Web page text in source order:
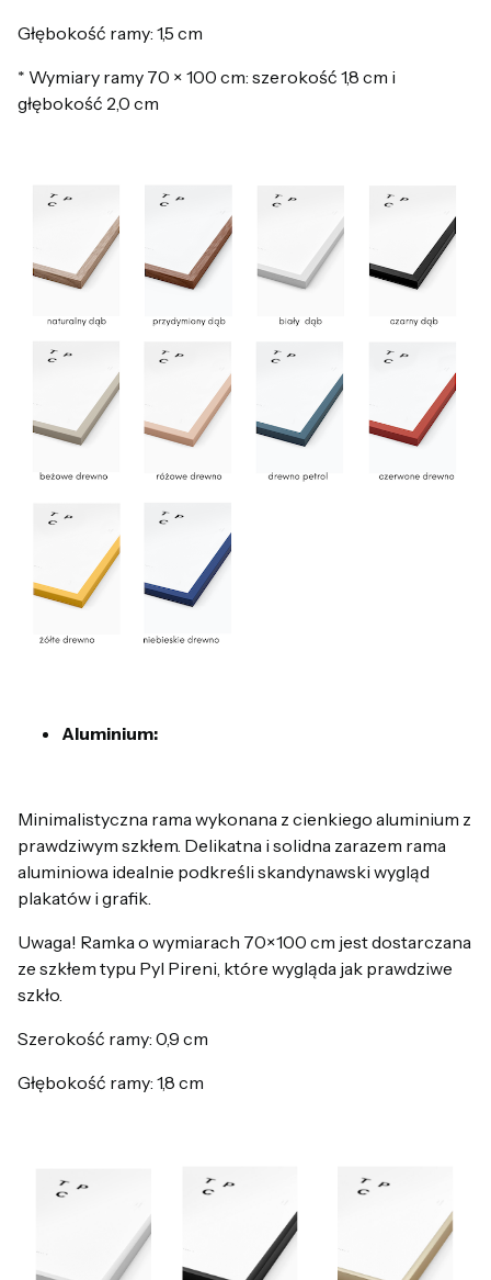
Głębokość ramy: 1,5 cm
* Wymiary ramy 70 × 100 cm: szerokość 1,8 cm i
głębokość 2,0 cm
Aluminium:
Minimalistyczna rama wykonana z cienkiego aluminium z
prawdziwym szkłem. Delikatna i solidna zarazem rama
aluminiowa idealnie podkreśli skandynawski wygląd
plakatów i grafik.
Uwaga! Ramka o wymiarach 70×100 cm jest dostarczana
ze szkłem typu Pyl Pireni, które wygląda jak prawdziwe
szkło.
Szerokość ramy: 0,9 cm
Głębokość ramy: 1,8 cm